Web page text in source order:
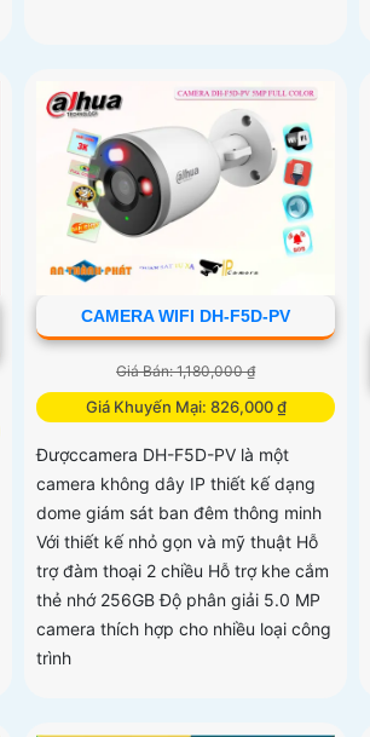
CAMERA WIFI DH-F5D-PV
Giá Bán: 1,180,000 ₫
Giá Khuyến Mại: 826,000 ₫
Đượccamera DH-F5D-PV là một
camera không dây IP thiết kế dạng
dome giám sát ban đêm thông minh
Với thiết kế nhỏ gọn và mỹ thuật Hỗ
trợ đàm thoại 2 chiều Hỗ trợ khe cắm
thẻ nhớ 256GB Độ phân giải 5.0 MP
camera thích hợp cho nhiều loại công
trình